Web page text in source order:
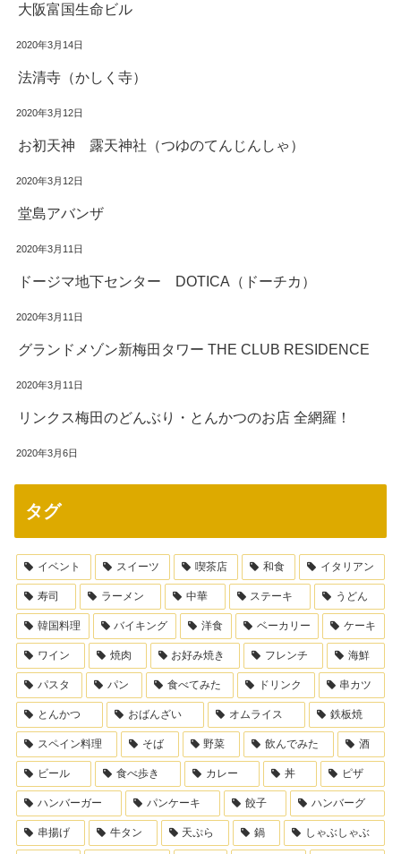
大阪富国生命ビル
2020年3月14日
法清寺（かしく寺）
2020年3月12日
お初天神 露天神社（つゆのてんじんしゃ）
2020年3月12日
堂島アバンザ
2020年3月11日
ドージマ地下センター DOTICA（ドーチカ）
2020年3月11日
グランドメゾン新梅田タワー THE CLUB RESIDENCE
2020年3月11日
リンクス梅田のどんぶり・とんかつのお店 全網羅！
2020年3月6日
タグ
イベント スイーツ 喫茶店 和食 イタリアン
寿司 ラーメン 中華 ステーキ うどん
韓国料理 バイキング 洋食 ベーカリー ケーキ
ワイン 焼肉 お好み焼き フレンチ 海鮮
パスタ パン 食べてみた ドリンク 串カツ
とんかつ おばんざい オムライス 鉄板焼
スペイン料理 そば 野菜 飲んでみた 酒
ビール 食べ歩き カレー 丼 ピザ
ハンバーガー パンケーキ 餃子 ハンバーグ
串揚げ 牛タン 天ぷら 鍋 しゃぶしゃぶ